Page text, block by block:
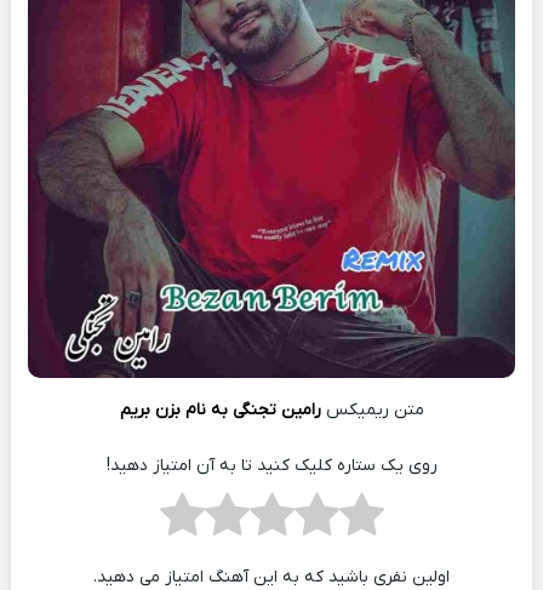
متن ریمیکسرامین تجنگی به نام بزن بریم
روی یک ستاره کلیک کنید تا به آن امتیاز دهید!
اولین نفری باشید که به این آهنگ امتیاز می دهید.